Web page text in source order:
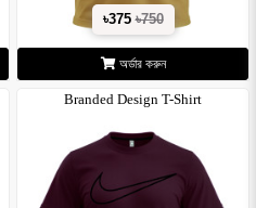
৳375৳750
অর্ডার করুন
Branded Design T-Shirt